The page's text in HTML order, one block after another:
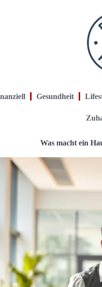
Gesundheit
Was macht ein